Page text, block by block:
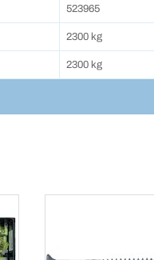
523965
2300 kg
2300 kg